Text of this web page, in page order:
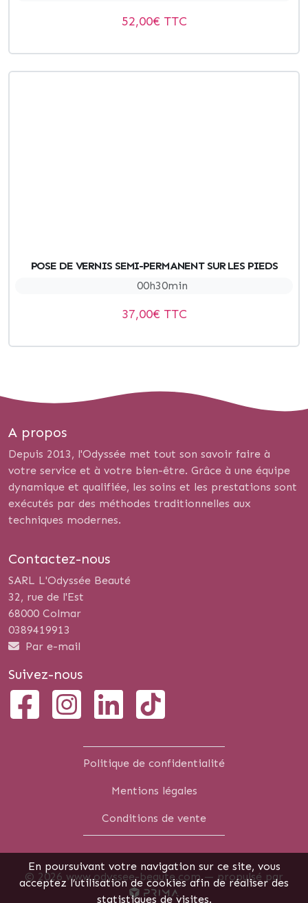
52,00€ TTC
POSE DE VERNIS SEMI-PERMANENT SUR LES PIEDS
00h30min
37,00€ TTC
A propos
Depuis 2013, l'Odyssée met tout son savoir faire à
votre service et à votre bien-être. Grâce à une équipe
dynamique et qualifiée, les soins et les prestations sont
exécutés par des méthodes traditionnelles aux
techniques modernes.
Contactez-nous
SARL L'Odyssée Beauté
32, rue de l'Est
68000 Colmar
0389419913
Par e-mail
Suivez-nous
Politique de confidentialité
Mentions légales
Conditions de vente
© 2026 www.odyssee-beaute.com — propulsé par
En poursuivant votre navigation sur ce site, vous
acceptez l’utilisation de cookies afin de réaliser des
statistiques de visites.